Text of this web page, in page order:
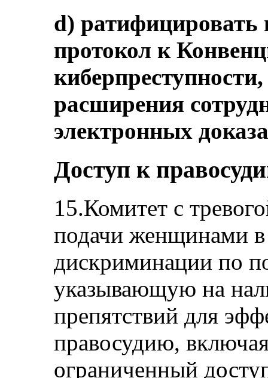
d)
протокол к
расширения
электронных
Доступ к
15.Комитет с
подачи женщинами
дискриминации по
указывающую на
препятствий для
правосудию,
ограниченный